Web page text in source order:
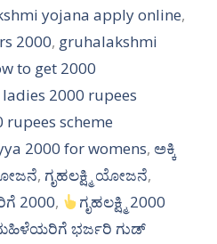
yojana apply online,
2000, gruhalakshmi
to get 2000
ladies 2000 rupees
scheme
2000 for womens, ಅಕ್ಕಿ
, ಗೃಹಲಕ್ಷ್ಮಿ ಯೋಜನೆ,
2000,
ಗೃಹಲಕ್ಷ್ಮಿ 2000
ಭರ್ಜರಿ ಗುಡ್